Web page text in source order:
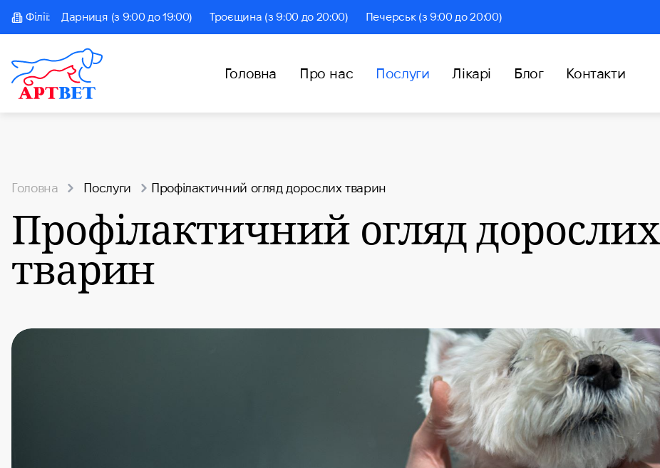
Філії: Дарниця (з 9:00 до 19:00) Троєщина (з 9:00 до 20:00) Печерськ (з 9:00 до 20:00)
Головна Про нас Послуги Лікарі Блог Контакти
Головна Послуги Профілактичний огляд дорослих тварин
Профілактичний огляд дорослих
тварин